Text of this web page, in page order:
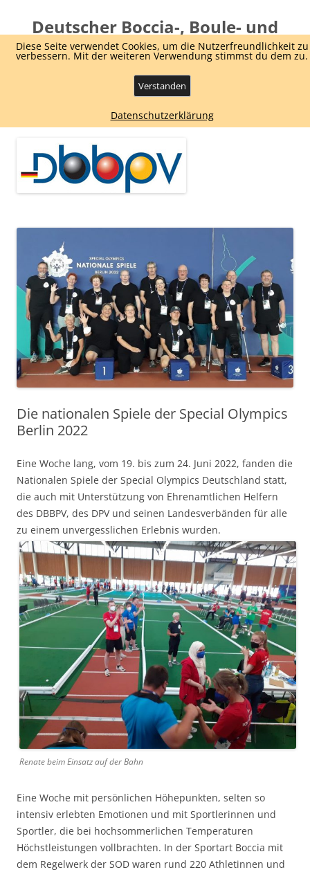
Deutscher Boccia-, Boule- und
Pétanque Verband e.V.
Dachverband Boule und Boccia
Menü Inhalt
springen
Die nationalen Spiele der Special Olympics
Berlin 2022
Eine Woche lang, vom 19. bis zum 24. Juni 2022, fanden die
Nationalen Spiele der Special Olympics Deutschland statt,
die auch mit Unterstützung von Ehrenamtlichen Helfern
des DBBPV, des DPV und seinen Landesverbänden für alle
zu einem unvergesslichen Erlebnis wurden.
Renate beim Einsatz auf der Bahn
Eine Woche mit persönlichen Höhepunkten, selten so
intensiv erlebten Emotionen und mit Sportlerinnen und
Sportler, die bei hochsommerlichen Temperaturen
Höchstleistungen vollbrachten. In der Sportart Boccia mit
dem Regelwerk der SOD waren rund 220 Athletinnen und
Diese Seite verwendet Cookies, um die Nutzerfreundlichkeit zu
verbessern. Mit der weiteren Verwendung stimmst du dem zu.
Verstanden
Datenschutzerklärung